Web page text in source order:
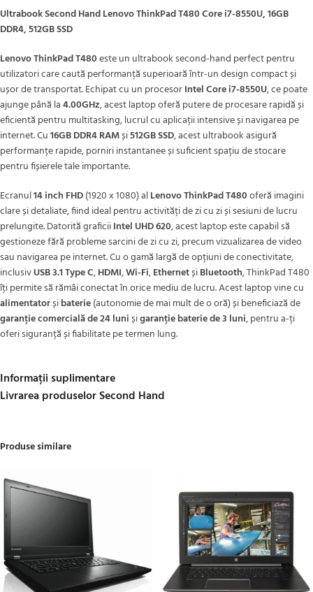
Ultrabook Second Hand Lenovo ThinkPad T480 Core i7-8550U, 16GB
DDR4, 512GB SSD
Lenovo ThinkPad T480este un ultrabook second-hand perfect pentru
utilizatori care caută performanță superioară într-un design compact și
ușor de transportat. Echipat cu un procesorIntel Core i7-8550U, ce poate
ajunge până la4.00GHz, acest laptop oferă putere de procesare rapidă și
eficientă pentru multitasking, lucrul cu aplicații intensive și navigarea pe
internet. Cu16GB DDR4 RAMși512GB SSD, acest ultrabook asigură
performanțe rapide, porniri instantanee și suficient spațiu de stocare
pentru fișierele tale importante.
Ecranul14 inch FHD(1920 x 1080) alLenovo ThinkPad T480oferă imagini
clare și detaliate, fiind ideal pentru activități de zi cu zi și sesiuni de lucru
prelungite. Datorită graficiiIntel UHD 620, acest laptop este capabil să
gestioneze fără probleme sarcini de zi cu zi, precum vizualizarea de video
sau navigarea pe internet. Cu o gamă largă de opțiuni de conectivitate,
inclusivUSB 3.1 Type C,HDMI,Wi-Fi,EthernetșiBluetooth, ThinkPad T480
îți permite să rămâi conectat în orice mediu de lucru. Acest laptop vine cu
alimentatorșibaterie(autonomie de mai mult de o oră) și beneficiază de
garanție comercială de 24 lunișigaranție baterie de 3 luni, pentru a-ți
oferi siguranță și fiabilitate pe termen lung.
Informații suplimentare
Livrarea produselor Second Hand
Produse similare